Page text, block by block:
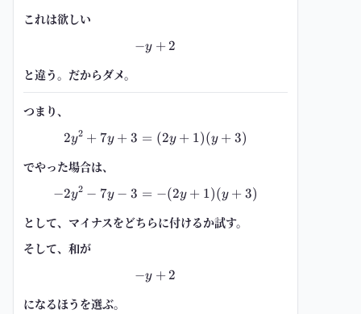
これは欲しい
-y+2
−y +2
と違う。だからダメ。
つまり、
2y^2+7y+3=(2y+1)(y+3)
2y2 + 7y + 3 = (2y + 1)(y + 3)
でやった場合は、
-2y^2-7y-3=-(2y+1)(y+3)
−2y2 − 7y − 3 = −(2y + 1)(y + 3)
として、マイナスをどちらに付けるか試す。
そして、和が
-y+2
−y +2
になるほうを選ぶ。